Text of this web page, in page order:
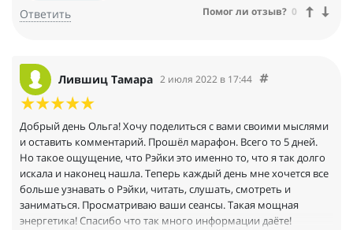
инструкции и видео с техниками проведения сеансов, за
ценно.
С радостью и воодушевлением приступаю к практике Рэйки!!!
Особых проблемных ситуаций для проработки нет. Хочу
помогать близким и окружающим людям. Хочу жить более
осознанно. Сначала буду проводить практики, чтобы
повысить свой уровень энергии и качество жизни. Со
временем, планирую проводить сеансы другим людям.
Что поможет в пути, чтобы продолжать регулярную практику -
мой сильный интерес, возможность общения в наших
телеграм-чатах, ваш чудесный ютуб канал и сайт с
множеством полезной информации, которые позволят
Ответить Помог ли отзыв? 0
Лившиц Тамара 2 июля 2022 в 17:44
Добрый день Ольга! Хочу поделиться с вами своими мыслями
и оставить комментарий. Прошёл марафон. Всего то 5 дней.
Но такое ощущение, что Рэйки это именно то, что я так долго
искала и наконец нашла. Теперь каждый день мне хочется все
больше узнавать о Рэйки, читать, слушать, смотреть и
заниматься. Просматриваю ваши сеансы. Такая мощная
энергетика! Спасибо что так много информации даёте!